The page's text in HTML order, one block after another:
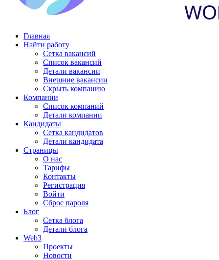
Главная
Найти работу
Сетка вакансий
Список вакансий
Детали вакансии
Внешние вакансии
Скрыть компанию
Компании
Список компаний
Детали компании
Кандидаты
Сетка кандидатов
Детали кандидата
Страницы
О нас
Тарифы
Контакты
Регистрация
Войти
Сброс пароля
Блог
Сетка блога
Детали блога
Web3
Проекты
Новости